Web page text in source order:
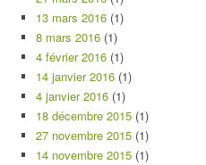
13 mars 2016 (1)
8 mars 2016 (1)
4 février 2016 (1)
14 janvier 2016 (1)
4 janvier 2016 (1)
18 décembre 2015 (1)
27 novembre 2015 (1)
14 novembre 2015 (1)